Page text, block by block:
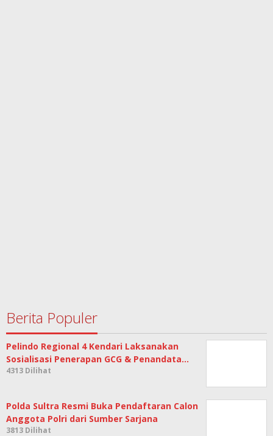
Berita Populer
Pelindo Regional 4 Kendari Laksanakan
Sosialisasi Penerapan GCG & Penandata…
4313 Dilihat
Polda Sultra Resmi Buka Pendaftaran Calon
Anggota Polri dari Sumber Sarjana
3813 Dilihat